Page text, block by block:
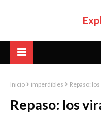
Inicio imperdibles Repaso:
Repaso: los